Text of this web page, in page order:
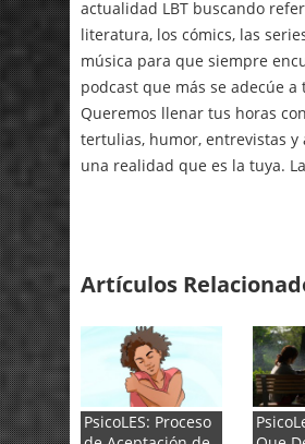
actualidad LBT buscando
literatura, los cómics, las
música para que siempre
podcast que más se adecúe a
Queremos llenar tus horas
tertulias, humor, entrevistas y
una realidad que es la tuya.
Artículos
PsicoLES: Proceso